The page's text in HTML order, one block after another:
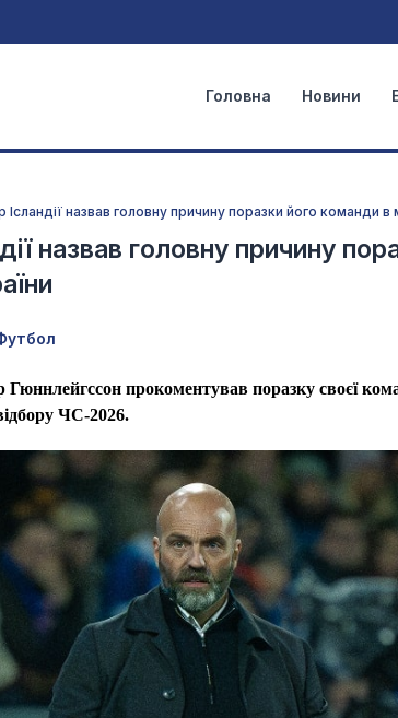
Головна Новини
назвав головну причину поразки його команди в
назвав головну причину
Гюннлейгссон прокоментував поразку своєї
ЧС-2026.